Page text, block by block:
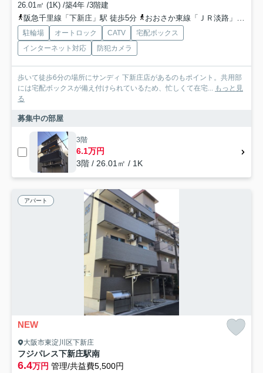
26.01㎡ (1K) /築4年 /3階建
阪急千里線「下新庄」駅 徒歩5分
おおさか東線「ＪＲ淡路」駅 徒歩8分
駐輪場 オートロック CATV
宅配ボックス
インターネット対応
防犯カメラ
歩いて徒歩6分の場所にサンディ 下新庄店があるのもポイント。共用部
には宅配ボックスが備え付けられているため、忙しくて在宅... もっと見
る
募集中の部屋
3階
6.1万円
3階 / 26.01㎡ / 1K
アパート
NEW
大阪市東淀川区下新庄
フジパレス下新庄駅南
6.4万円 管理/共益費5,500円